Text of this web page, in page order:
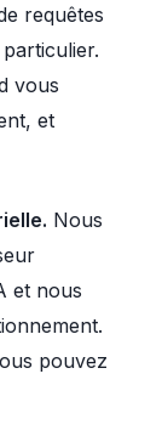
requêtes
vous
et
Nous
et nous
pouvez